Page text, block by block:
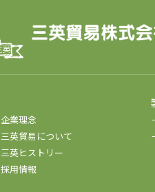
企業理念
三英貿易について
三英ヒストリー
採用情報